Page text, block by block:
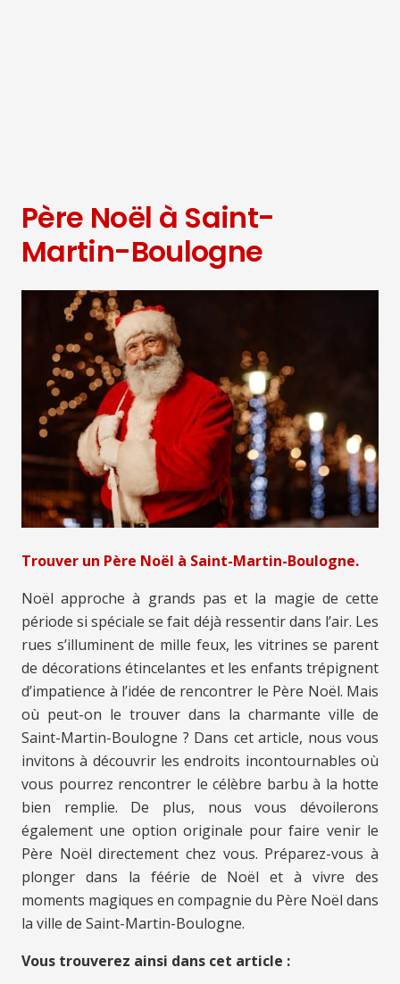
Père Noël à Saint-
Martin-Boulogne
Trouver un Père Noël à Saint-Martin-Boulogne.
Noël approche à grands pas et la magie de cette
période si spéciale se fait déjà ressentir dans l’air. Les
rues s’illuminent de mille feux, les vitrines se parent
de décorations étincelantes et les enfants trépignent
d’impatience à l’idée de rencontrer le Père Noël. Mais
où peut-on le trouver dans la charmante ville de
Saint-Martin-Boulogne ? Dans cet article, nous vous
invitons à découvrir les endroits incontournables où
vous pourrez rencontrer le célèbre barbu à la hotte
bien remplie. De plus, nous vous dévoilerons
également une option originale pour faire venir le
Père Noël directement chez vous. Préparez-vous à
plonger dans la féérie de Noël et à vivre des
moments magiques en compagnie du Père Noël dans
la ville de Saint-Martin-Boulogne.
Vous trouverez ainsi dans cet article :